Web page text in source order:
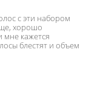
с эти набором
хорошо
кажется
блестят и объем